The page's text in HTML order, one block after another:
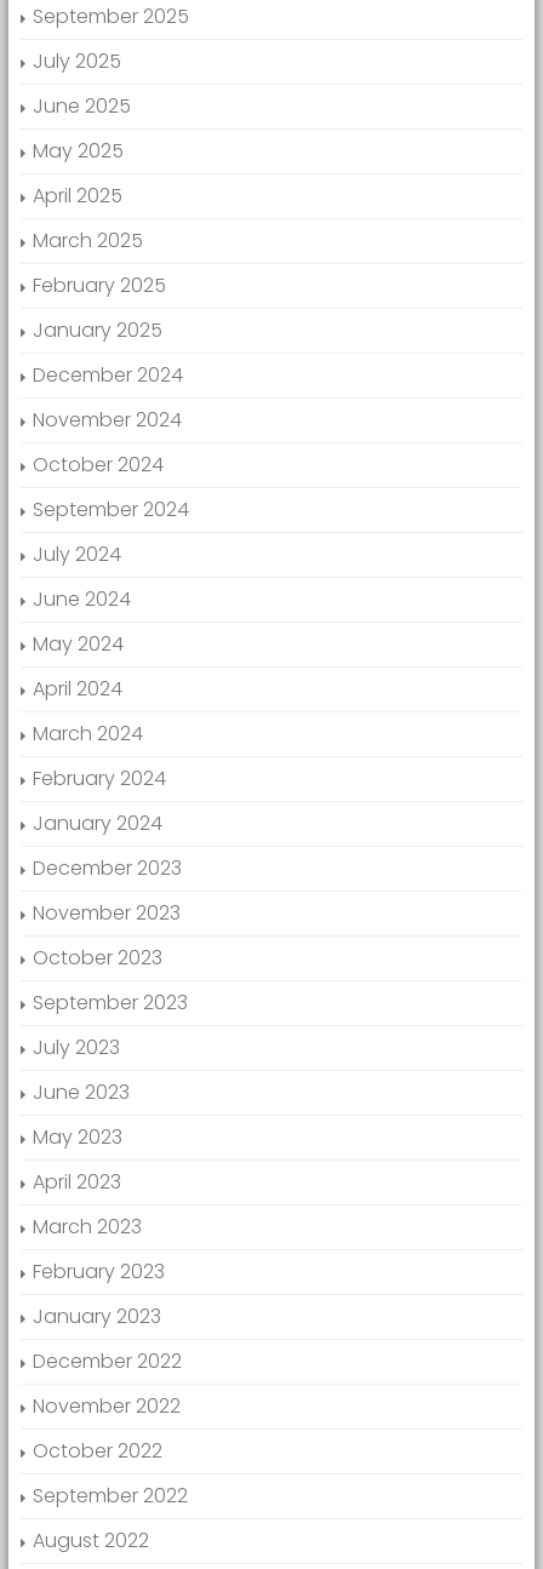
September 2025
July 2025
June 2025
May 2025
April 2025
March 2025
February 2025
January 2025
December 2024
November 2024
October 2024
September 2024
July 2024
June 2024
May 2024
April 2024
March 2024
February 2024
January 2024
December 2023
November 2023
October 2023
September 2023
July 2023
June 2023
May 2023
April 2023
March 2023
February 2023
January 2023
December 2022
November 2022
October 2022
September 2022
August 2022